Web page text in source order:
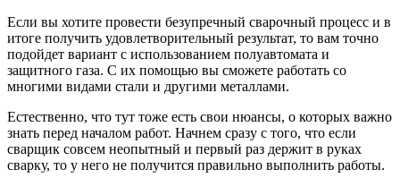
Если вы хотите провести безупречный сварочный процесс и в
итоге получить удовлетворительный результат, то вам точно
подойдет вариант с использованием полуавтомата и
защитного газа. С их помощью вы сможете работать со
многими видами стали и другими металлами.
Естественно, что тут тоже есть свои нюансы, о которых важно
знать перед началом работ. Начнем сразу с того, что если
сварщик совсем неопытный и первый раз держит в руках
сварку, то у него не получится правильно выполнить работы.